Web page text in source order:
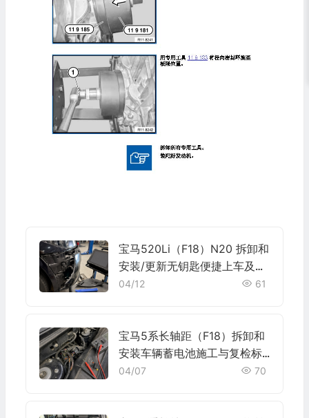
宝马520Li（F18）N20 拆卸和
安装/更新无钥匙便捷上车及起
动系统的衣帽架天线施工与复
04/12 61
宝马5系长轴距（F18）拆卸和
安装车辆蓄电池施工与复检标
准
04/07 70